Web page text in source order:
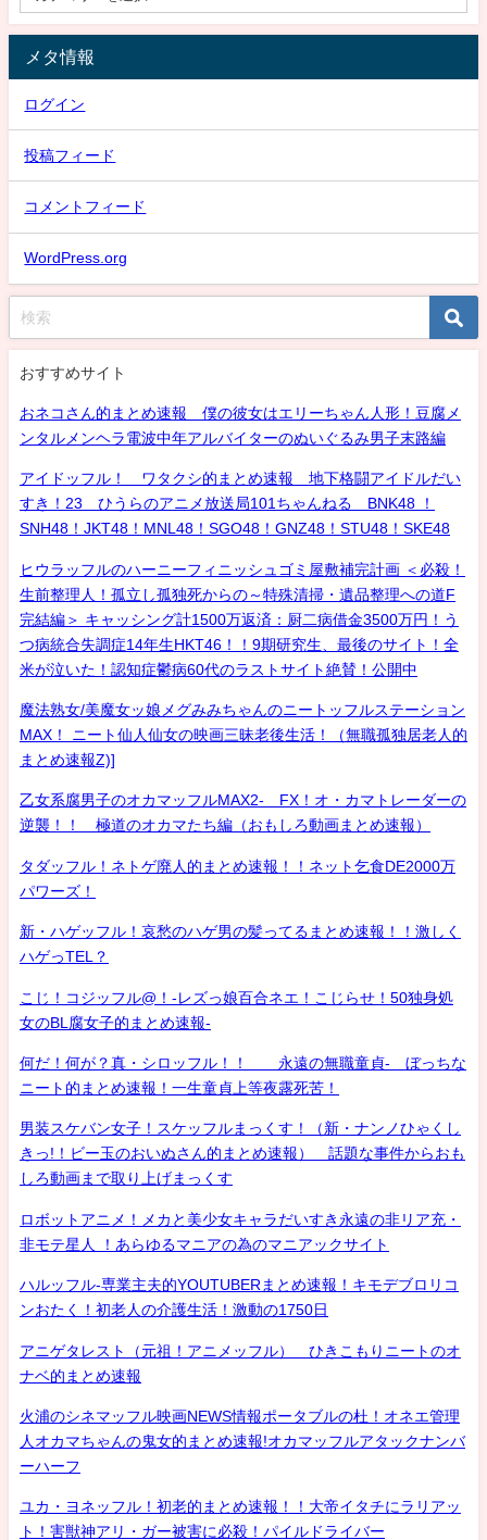
メタ情報
ログイン
投稿フィード
コメントフィード
WordPress.org
おすすめサイト
おネコさん的まとめ速報 僕の彼女はエリーちゃん人形！豆腐メ
ンタルメンヘラ電波中年アルバイターのぬいぐるみ男子末路編
アイドッフル！ ワタクシ的まとめ速報 地下格闘アイドルだい
すき！23 ひうらのアニメ放送局101ちゃんねる BNK48 ！
SNH48！JKT48！MNL48！SGO48！GNZ48！STU48！SKE48
ヒウラッフルのハーニーフィニッシュゴミ屋敷補完計画 ＜必殺！
生前整理人！孤立し孤独死からの～特殊清掃・遺品整理への道F
完結編＞ キャッシング計1500万返済：厨二病借金3500万円！う
つ病統合失調症14年生HKT46！！9期研究生、最後のサイト！全
米が泣いた！認知症鬱病60代のラストサイト絶賛！公開中
魔法熟女/美魔女ッ娘メグみみちゃんのニートッフルステーション
MAX！ ニート仙人仙女の映画三昧老後生活！（無職孤独居老人的
まとめ速報Z)]
乙女系腐男子のオカマッフルMAX2- FX！オ・カマトレーダーの
逆襲！！ 極道のオカマたち編（おもしろ動画まとめ速報）
タダッフル！ネトゲ廃人的まとめ速報！！ネット乞食DE2000万
パワーズ！
新・ハゲッフル！哀愁のハゲ男の髪ってるまとめ速報！！激しく
ハゲっTEL？
こじ！コジッフル@！-レズっ娘百合ネエ！こじらせ！50独身処
女のBL腐女子的まとめ速報-
何だ！何が？真・シロッフル！！ 永遠の無職童貞- ぼっちな
ニート的まとめ速報！一生童貞上等夜露死苦！
男装スケバン女子！スケッフルまっくす！（新・ナンノひゃくし
きっ!！ビー玉のおいぬさん的まとめ速報） 話題な事件からおも
しろ動画まで取り上げまっくす
ロボットアニメ！メカと美少女キャラだいすき永遠の非リア充・
非モテ星人 ！あらゆるマニアの為のマニアックサイト
ハルッフル-専業主夫的YOUTUBERまとめ速報！キモデブロリコ
ンおたく！初老人の介護生活！激動の1750日
アニゲタレスト（元祖！アニメッフル） ひきこもりニートのオ
ナベ的まとめ速報
火浦のシネマッフル映画NEWS情報ポータブルの杜！オネエ管理
人オカマちゃんの鬼女的まとめ速報!オカマッフルアタックナンバ
ーハーフ
ユカ・ヨネッフル！初老的まとめ速報！！大帝イタチにラリアッ
ト！害獣神アリ・ガー被害に必殺！パイルドライバー